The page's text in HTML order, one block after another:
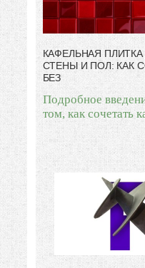
КАФЕЛЬНАЯ
СТЕНЫ И ПОЛ: КАК
БЕЗ
Подробное
том, как сочетать